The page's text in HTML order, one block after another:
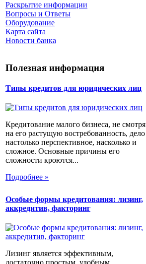
Раскрытие информации
Вопросы и Ответы
Оборудование
Карта сайта
Новости банка
Полезная информация
Типы кредитов для юридических лиц
Кредитование малого бизнеса, не смотря
на его растущую востребованность, дело
настолько перспективное, насколько и
сложное. Основные причины его
сложности кроются...
Подробнее »
Особые формы кредитования: лизинг,
аккредитив, факторинг
Лизинг является эффективным,
достаточно простым, удобным